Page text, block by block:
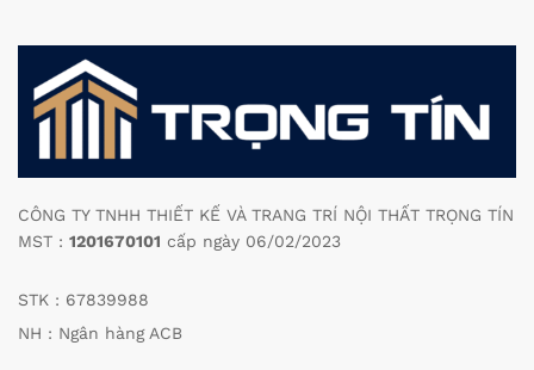
CÔNG TY TNHH THIẾT KẾ VÀ TRANG TRÍ NỘI THẤT TRỌNG TÍN
MST : 1201670101 cấp ngày 06/02/2023
STK : 67839988
NH : Ngân hàng ACB